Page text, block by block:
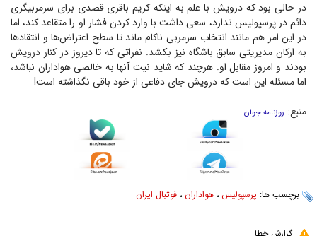
در حالی بود که درویش با علم به اینکه کریم باقری قصدی برای سرمربیگری
دائم در پرسپولیس ندارد، سعی داشت با وارد کردن فشار او را متقاعد کند، اما
در این امر هم مانند انتخاب سرمربی ناکام ماند تا سطح اعتراض‌ها و انتقاد‌ها
به ارکان مدیریتی سابق باشگاه نیز بکشد. نفراتی که تا دیروز در کنار درویش
بودند و امروز مقابل او. هرچند که شاید نیت آنها به خالصی هواداران نباشد،
اما مسئله این است که درویش جای دفاعی از خود باقی نگذاشته است!
منبع: روزنامه جوان
برچسب ها: پرسپولیس ، هواداران ، فوتبال ایران